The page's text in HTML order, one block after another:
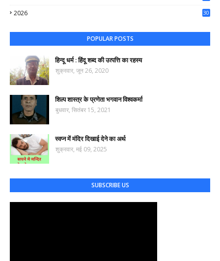
2026
30
POPULAR POSTS
हिन्दू धर्म : हिंदू शब्द की उत्पत्ति का रहस्य
शुक्रवार, जून 26, 2020
शिल्प शास्त्र के प्रणेता भगवान विश्वकर्मा
बुधवार, सितंबर 15, 2021
स्वप्न में मंदिर दिखाई देने का अर्थ
शुक्रवार, मई 09, 2025
SUBSCRIBE US